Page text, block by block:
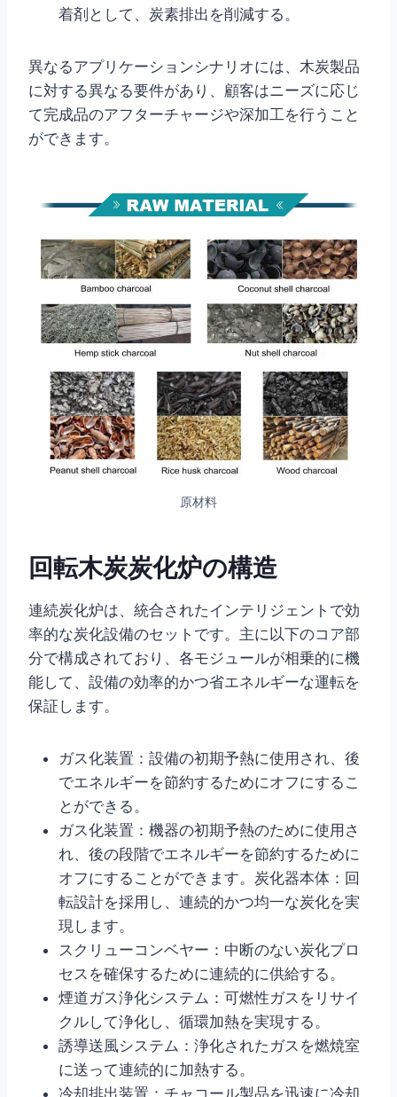
着剤として、炭素排出を削減する。
異なるアプリケーションシナリオには、木炭製品
に対する異なる要件があり、顧客はニーズに応じ
て完成品のアフターチャージや深加工を行うこと
ができます。
原材料
回転木炭炭化炉の構造
連続炭化炉は、統合されたインテリジェントで効
率的な炭化設備のセットです。主に以下のコア部
分で構成されており、各モジュールが相乗的に機
能して、設備の効率的かつ省エネルギーな運転を
保証します。
ガス化装置：設備の初期予熱に使用され、後
でエネルギーを節約するためにオフにするこ
とができる。
ガス化装置：機器の初期予熱のために使用さ
れ、後の段階でエネルギーを節約するために
オフにすることができます。炭化器本体：回
転設計を採用し、連続的かつ均一な炭化を実
現します。
スクリューコンベヤー：中断のない炭化プロ
セスを確保するために連続的に供給する。
煙道ガス浄化システム：可燃性ガスをリサイ
クルして浄化し、循環加熱を実現する。
誘導送風システム：浄化されたガスを燃焼室
に送って連続的に加熱する。
冷却排出装置：チャコール製品を迅速に冷却